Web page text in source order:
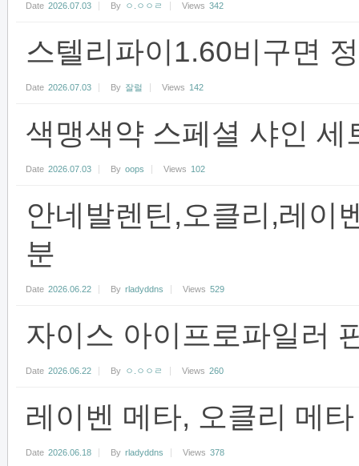
Date 2026.07.03 By ㅇ.ㅇㅇㄹ Views 342
스텔리파이1.60비구면
Date 2026.07.03 By 잘럴 Views 142
색맹색약 스페셜 샤인 세
Date 2026.07.03 By oops Views 102
안네발렌틴,오클리,레이
분
Date 2026.06.22 By rladyddns Views 529
자이스 아이프로파일러
Date 2026.06.22 By ㅇ.ㅇㅇㄹ Views 260
레이벤 메타, 오클리 메
Date 2026.06.18 By rladyddns Views 378